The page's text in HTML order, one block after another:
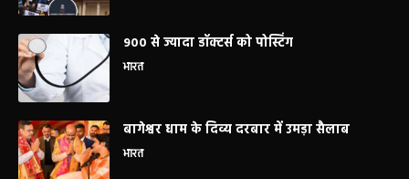
900 से ज्यादा डॉक्टर्स को पोस्टिंग
भारत
बागेश्वर धाम के दिव्य दरबार में उमड़ा सैलाब
भारत